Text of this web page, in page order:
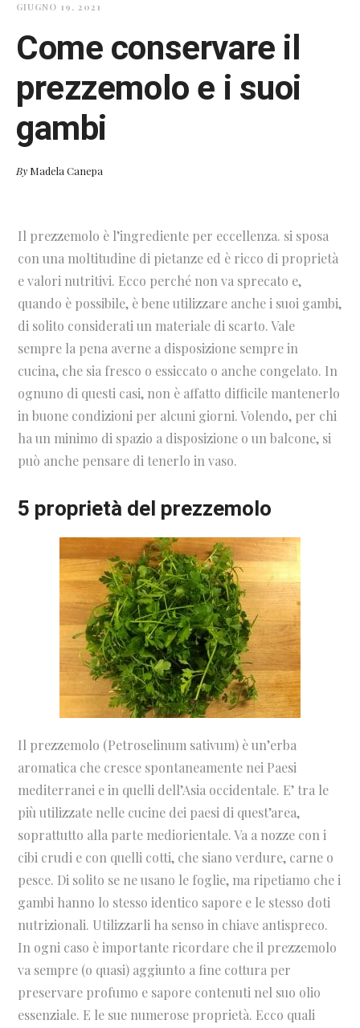
GIUGNO 19, 2021
Come conservare il
prezzemolo e i suoi
gambi
By Madela Canepa
Il prezzemolo è l’ingrediente per eccellenza. si sposa
con una moltitudine di pietanze ed è ricco di proprietà
e valori nutritivi. Ecco perché non va sprecato e,
quando è possibile, è bene utilizzare anche i suoi gambi,
di solito considerati un materiale di scarto. Vale
sempre la pena averne a disposizione sempre in
cucina, che sia fresco o essiccato o anche congelato. In
ognuno di questi casi, non è affatto difficile mantenerlo
in buone condizioni per alcuni giorni. Volendo, per chi
ha un minimo di spazio a disposizione o un balcone, si
può anche pensare di tenerlo in vaso.
5 proprietà del prezzemolo
Il prezzemolo (Petroselinum sativum) è un’erba
aromatica che cresce spontaneamente nei Paesi
mediterranei e in quelli dell’Asia occidentale. E’ tra le
più utilizzate nelle cucine dei paesi di quest’area,
soprattutto alla parte mediorientale. Va a nozze con i
cibi crudi e con quelli cotti, che siano verdure, carne o
pesce. Di solito se ne usano le foglie, ma ripetiamo che i
gambi hanno lo stesso identico sapore e le stesso doti
nutrizionali. Utilizzarli ha senso in chiave antispreco.
In ogni caso è importante ricordare che il prezzemolo
va sempre (o quasi) aggiunto a fine cottura per
preservare profumo e sapore contenuti nel suo olio
essenziale. E le sue numerose proprietà. Ecco quali